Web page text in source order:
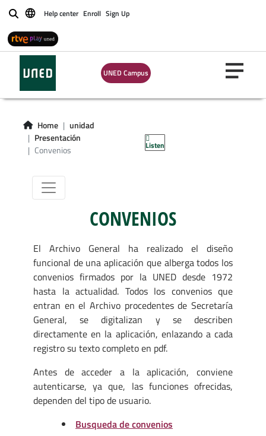
BuscarHelp center Enroll Sign Up
UNED Campus
Home
unidad
Presentación
Convenios
Listen
Convenios
CONVENIOS
El Archivo General ha realizado el diseño
funcional de una aplicación que alberga todos los
convenios firmados por la UNED desde 1972
hasta la actualidad. Todos los convenios que
entran en el Archivo procedentes de Secretaría
General, se digitalizan y se describen
directamente en la aplicación, enlazando a cada
registro su texto completo en pdf.
Antes de acceder a la aplicación, conviene
autenticarse, ya que, las funciones ofrecidas,
dependen del tipo de usuario.
Busqueda de convenios